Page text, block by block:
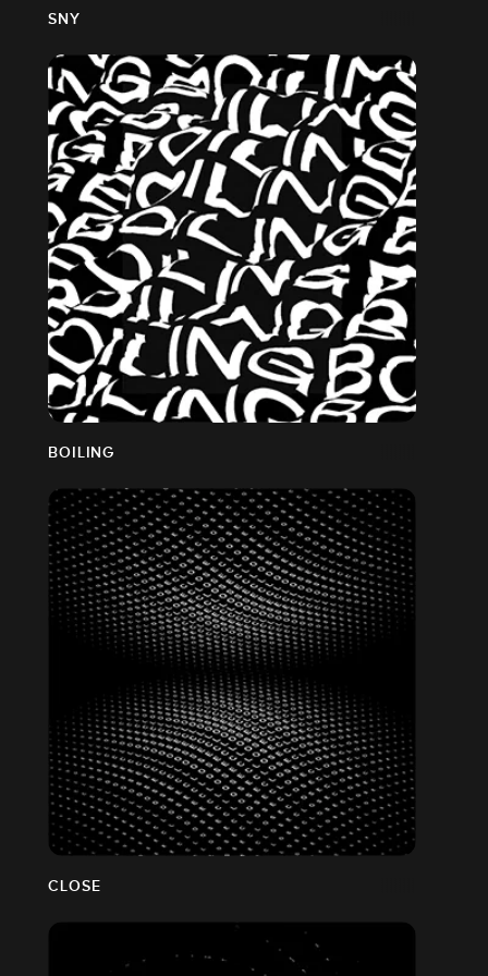
SNY
BOILING
CLOSE